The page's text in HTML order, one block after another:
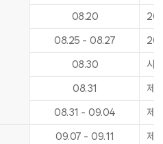
08.20
08.25 - 08.27
08.30
사
08.31
제2
08.31 - 09.04 제2
09.07 - 09.11
제2